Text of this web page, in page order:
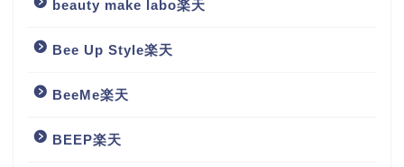
beauty make labo楽天
Bee Up Style楽天
BeeMe楽天
BEEP楽天